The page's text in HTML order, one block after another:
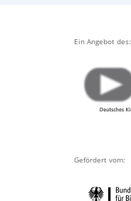
Ein Angebot des:
Gefördert vom: